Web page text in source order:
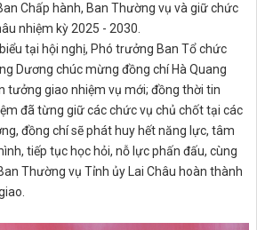
Chấp hành, Ban Thường vụ và giữ chức
nhiệm kỳ 2025 - 2030.
tại hội nghị, Phó trưởng Ban Tổ chức
Dương chúc mừng đồng chí Hà Quang
tưởng giao nhiệm vụ mới; đồng thời tin
đã từng giữ các chức vụ chủ chốt tại các
đồng chí sẽ phát huy hết năng lực, tâm
tiếp tục học hỏi, nỗ lực phấn đấu, cùng
Thường vụ Tỉnh ủy Lai Châu hoàn thành